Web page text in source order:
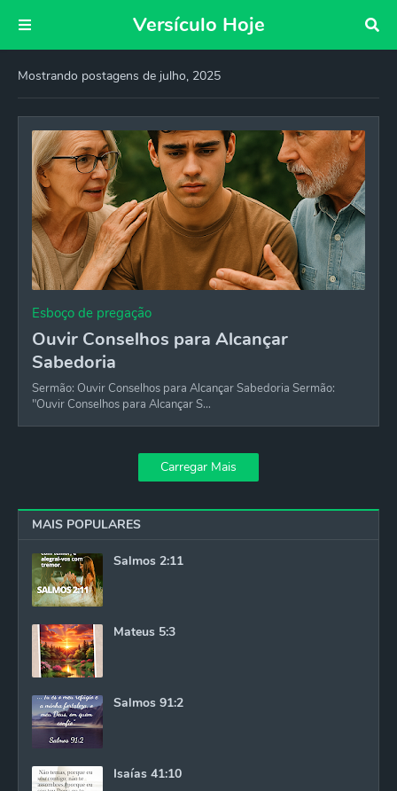
Versículo Hoje
Mostrando postagens de julho, 2025
Esboço de pregação
Ouvir Conselhos para Alcançar
Sabedoria
Sermão: Ouvir Conselhos para Alcançar Sabedoria Sermão:
"Ouvir Conselhos para Alcançar S…
Carregar Mais
MAIS POPULARES
Salmos 2:11
Mateus 5:3
Salmos 91:2
Isaías 41:10